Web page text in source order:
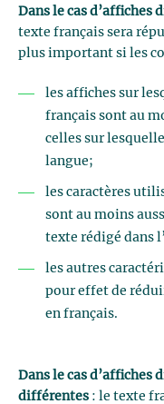
Dans le cas d’affiches
texte français sera
plus important si les
les affiches sur
français sont au
celles sur
langue;
les caractères
sont au moins
texte rédigé dans
les autres
pour effet de
en français.
Dans le cas d’affiches
différentes : le texte